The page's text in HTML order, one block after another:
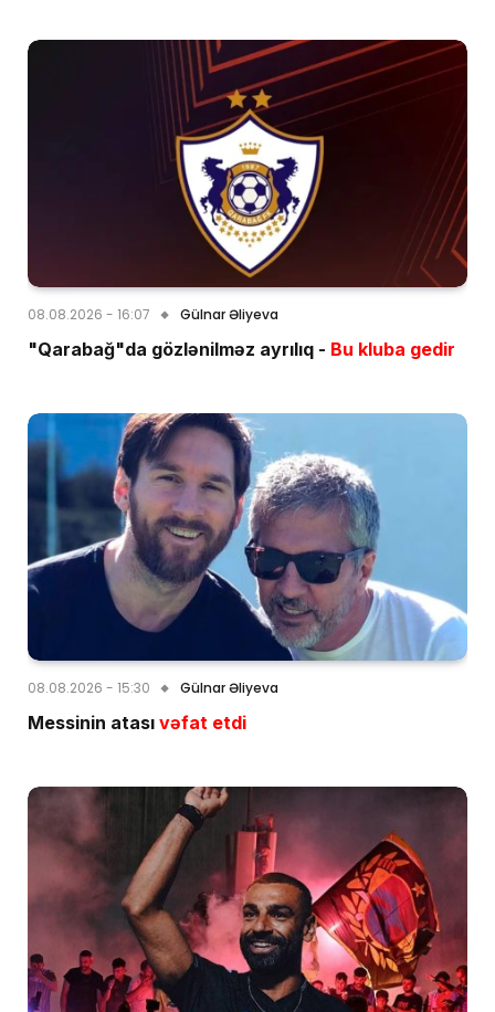
08.08.2026 - 16:07 Gülnar Əliyeva
"Qarabağ"da gözlənilməz ayrılıq - Bu kluba gedir
08.08.2026 - 15:30 Gülnar Əliyeva
Messinin atası vəfat etdi